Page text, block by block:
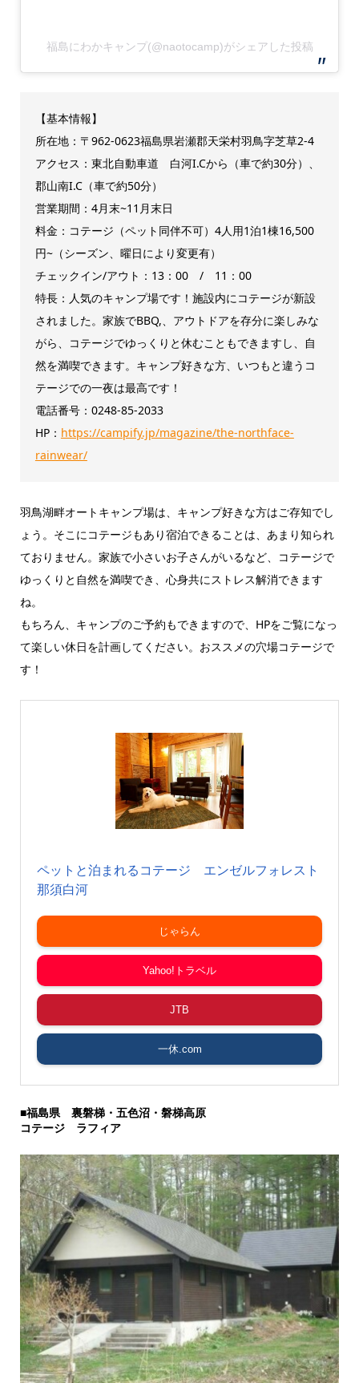
福島にわかキャンプ(@naotocamp)がシェアした投稿
【基本情報】
所在地：〒962-0623福島県岩瀬郡天栄村羽鳥字芝草2-4
アクセス：東北自動車道 白河I.Cから（車で約30分）、
郡山南I.C（車で約50分）
営業期間：4月末~11月末日
料金：コテージ（ペット同伴不可）4人用1泊1棟16,500
円~（シーズン、曜日により変更有）
チェックイン/アウト：13：00 / 11：00
特長：人気のキャンプ場です！施設内にコテージが新設
されました。家族でBBQ,、アウトドアを存分に楽しみな
がら、コテージでゆっくりと休むこともできますし、自
然を満喫できます。キャンプ好きな方、いつもと違うコ
テージでの一夜は最高です！
電話番号：0248-85-2033
HP： https://campify.jp/magazine/the-northface-
rainwear/
羽鳥湖畔オートキャンプ場は、キャンプ好きな方はご存知でし
ょう。そこにコテージもあり宿泊できることは、あまり知られ
ておりません。家族で小さいお子さんがいるなど、コテージで
ゆっくりと自然を満喫でき、心身共にストレス解消できます
ね。
もちろん、キャンプのご予約もできますので、HPをご覧になっ
て楽しい休日を計画してください。おススメの穴場コテージで
す！
ペットと泊まれるコテージ エンゼルフォレスト
那須白河
じゃらん
Yahoo!トラベル
JTB
一休.com
■福島県 裏磐梯・五色沼・磐梯高原
コテージ ラフィア